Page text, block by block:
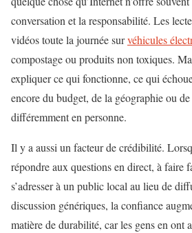
conversation et la responsabilité. Les
vidéos toute la journée survéhicules
compostage ou produits non toxiques.
expliquer ce qui fonctionne, ce qui
encore du budget, de la géographie ou
différemment en personne.
Il y a aussi un facteur de crédibilité.
répondre aux questions en direct, à faire
s’adresser à un public local au lieu de
discussion génériques, la confiance
matière de durabilité, car les gens en ont